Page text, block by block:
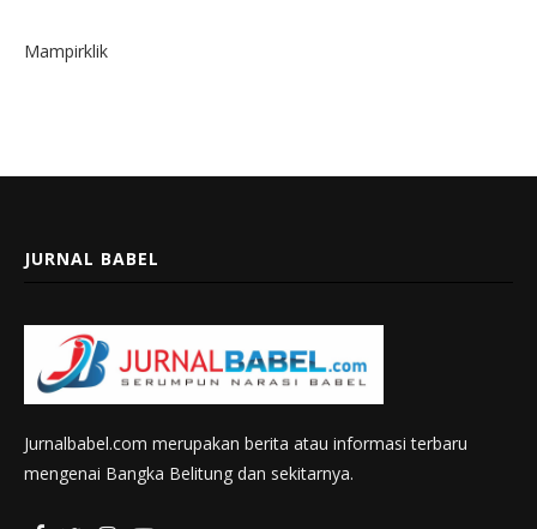
Mampirklik
JURNAL BABEL
Jurnalbabel.com merupakan berita atau informasi terbaru
mengenai Bangka Belitung dan sekitarnya.